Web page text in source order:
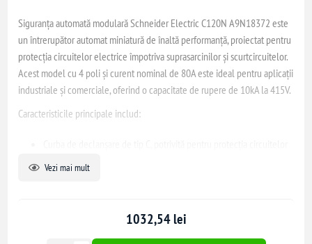
Siguranța automată modulară Schneider Electric C120N A9N18372 este
un întrerupător automat miniatură de înaltă performanță, proiectat pentru
protecția circuitelor electrice împotriva suprasarcinilor și scurtcircuitelor.
Acest model cu 4 poli și curent nominal de 80A este ideal pentru aplicații
industriale și comerciale, oferind o capacitate de rupere de 10kA la 415V.
Caracteristicile principale includ:
cu sarcini inductive moderate.
Posibilitatea adăugării de accesorii opționale, precum module de
curent rezidual (Vigi), pentru o protecție suplimentară.
Vezi mai mult
1032,54 lei